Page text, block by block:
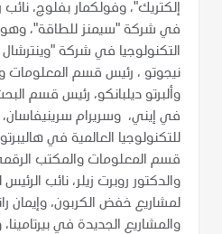
إلكتريك"، وفولكمار بفلوج،
في شركة "سيمنز للطاقة"،
التكنولوجيا في شركة
وألبرتو ديلبانكو، رئيس قسم
في إيني، وسريرام سرينيفاسان،
للتكنولوجيا العالمية في
والدكتور روبرت زيلر، نائب
لمشاريع خفض الكربون، وإيمان
والمشاريع الجديدة في